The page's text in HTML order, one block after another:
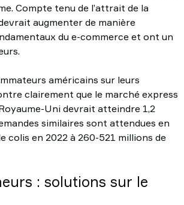
Compte tenu de l’attrait de la
augmenter de manière
du e-commerce et ont un
américains sur leurs
clairement que le marché express
Uni devrait atteindre 1,2
similaires sont attendues en
colis en 2022 à 260-521 millions de
: solutions sur le